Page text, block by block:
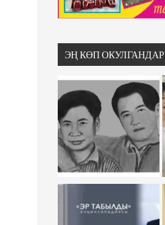
ЭҢ КӨП ОКУЛГАНДАР